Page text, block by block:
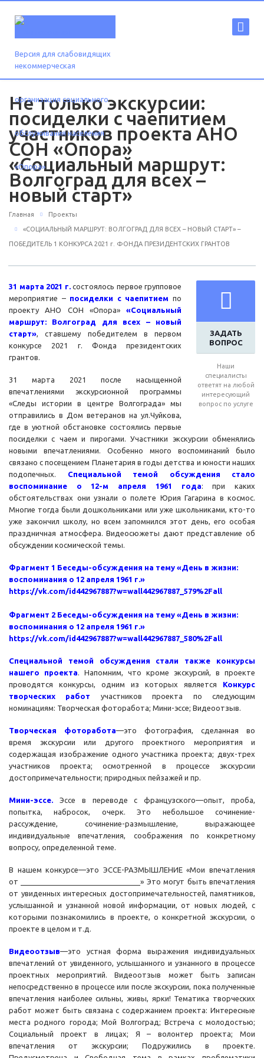
Версия для слабовидящих
Не только экскурсии:
посиделки с чаепитием
участников проекта АНО
СОН «Опора»
«Социальный маршрут:
Волгоград для всех –
новый старт»
Главная Проекты
«СОЦИАЛЬНЫЙ МАРШРУТ: ВОЛГОГРАД ДЛЯ ВСЕХ – НОВЫЙ СТАРТ» –
ПОБЕДИТЕЛЬ 1 КОНКУРСА 2021 г. ФОНДА ПРЕЗИДЕНТСКИХ ГРАНТОВ
ЗАДАТЬ
ВОПРОС
Наши
специалисты
ответят на любой
интересующий
вопрос по услуге
31 марта 2021 г.состоялось первое групповое
мероприятие –посиделки с чаепитием по
проекту АНО СОН «Опора» «Социальный
маршрут: Волгоград для всех – новый
старт», ставшему победителем в первом
конкурсе 2021 г. Фонда президентских
грантов.
31 марта 2021 после насыщенной
впечатлениями экскурсионной программы
«Следы истории в центре Волгограда» мы
отправились в Дом ветеранов на ул.Чуйкова,
где в уютной обстановке состоялись первые
посиделки с чаем и пирогами. Участники экскурсии обменялись
новыми впечатлениями. Особенно много воспоминаний было
связано с посещением Планетария в годы детства и юности наших
подопечных.
Специальной темой обсуждения стало
воспоминание о 12-м апреля 1961 года: при каких
обстоятельствах они узнали о полете Юрия Гагарина в космос.
Многие тогда были дошкольниками или уже школьниками, кто-то
уже закончил школу, но всем запомнился этот день, его особая
праздничная атмосфера. Видеосюжеты дают представление об
обсуждении космической темы.
Фрагмент 1 Беседы-обсуждения на тему «День в жизни:
воспоминания о 12 апреля 1961 г.»
https://vk.com/id442967887?w=wall442967887_579%2Fall
Фрагмент 2 Беседы-обсуждения на тему «День в жизни:
воспоминания о 12 апреля 1961 г.»
https://vk.com/id442967887?w=wall442967887_580%2Fall
Специальной темой обсуждения стали также конкурсы
нашего проекта. Напомним, что кроме экскурсий, в проекте
проводятся конкурсы, одним из которых является Конкурс
творческих работ
участников проекта по следующим
номинациям: Творческая фоторабота; Мини-эссе; Видеоотзыв.
Творческая фоторабота—это фотография, сделанная во
время экскурсии или другого проектного мероприятия и
содержащая изображение одного участника проекта; двух-трех
участников проекта; осмотренной в процессе экскурсии
достопримечательности; природных пейзажей и пр.
Мини-эссе. Эссе в переводе с французского—опыт, проба,
попытка, набросок, очерк. Это небольшое сочинение-
рассуждение, сочинение-размышление, выражающее
индивидуальные впечатления, соображения по конкретному
вопросу, определенной теме.
В нашем конкурсе—это ЭССЕ-РАЗМЫШЛЕНИЕ «Мои впечатления
от _____________________________» Это могут быть впечатления
от увиденных интересных достопримечательностей, памятников,
услышанной и узнанной новой информации, от новых людей, с
которыми познакомились в проекте, о конкретной экскурсии, о
проекте в целом и т.д.
Видеоотзыв—это устная форма выражения индивидуальных
впечатлений от увиденного, услышанного и узнанного в процессе
проектных мероприятий. Видеоотзыв может быть записан
непосредственно в процессе или после экскурсии, пока полученные
впечатления наиболее сильны, живы, ярки! Тематика творческих
работ может быть связана с содержанием проекта: Интересные
места родного города; Мой Волгоград; Встреча с молодостью;
Социальный проект в лицах; Я – волонтер проекта; Мои
впечатления от экскурсии; Подружились в проекте.